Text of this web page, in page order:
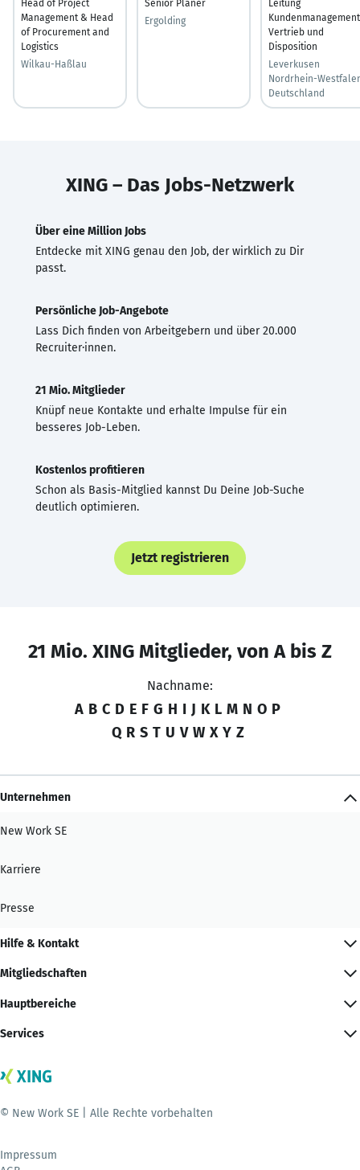
Head of Project
Management & Head
of Procurement and
Logistics
Wilkau-Haßlau
Senior Planer
Ergolding
Leitung
Vertrieb und
Disposition
Leverkusen
Nordrhein-
Deutschland
XING – Das Jobs-Netzwerk
Über eine Million Jobs
Entdecke mit XING genau den Job, der wirklich zu Dir
passt.
Persönliche Job-Angebote
Lass Dich finden von Arbeitgebern und über 20.000
Recruiter·innen.
21 Mio. Mitglieder
Knüpf neue Kontakte und erhalte Impulse für ein
besseres Job-Leben.
Kostenlos profitieren
Schon als Basis-Mitglied kannst Du Deine Job-Suche
deutlich optimieren.
Jetzt registrieren
21 Mio. XING Mitglieder, von A bis Z
Nachname:
A B C D E F G H I J K L M N O P
Q R S T U V W X Y Z
Unternehmen
New Work SE
Karriere
Presse
Hilfe & Kontakt
Mitgliedschaften
Hauptbereiche
Services
© New Work SE | Alle Rechte vorbehalten
Impressum